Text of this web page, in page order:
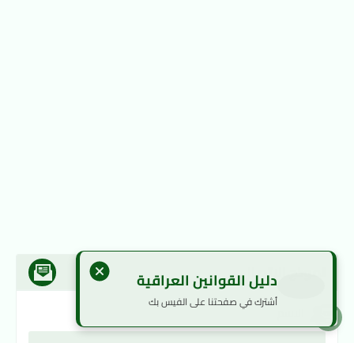
دليل القوانين العراقية
أشترك في صفحتنا على الفيس بك
نموذج الاتصال